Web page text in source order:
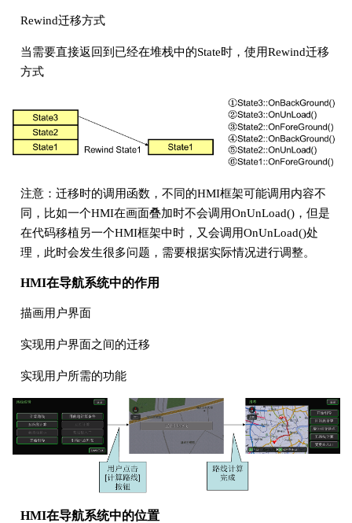
Rewind迁移方式
当需要直接返回到已经在堆栈中的State时，使用Rewind迁移
方式
注意：迁移时的调用函数，不同的HMI框架可能调用内容不
同，比如一个HMI在画面叠加时不会调用OnUnLoad()，但是
在代码移植另一个HMI框架中时，又会调用OnUnLoad()处
理，此时会发生很多问题，需要根据实际情况进行调整。
HMI在导航系统中的作用
描画用户界面
实现用户界面之间的迁移
实现用户所需的功能
HMI在导航系统中的位置